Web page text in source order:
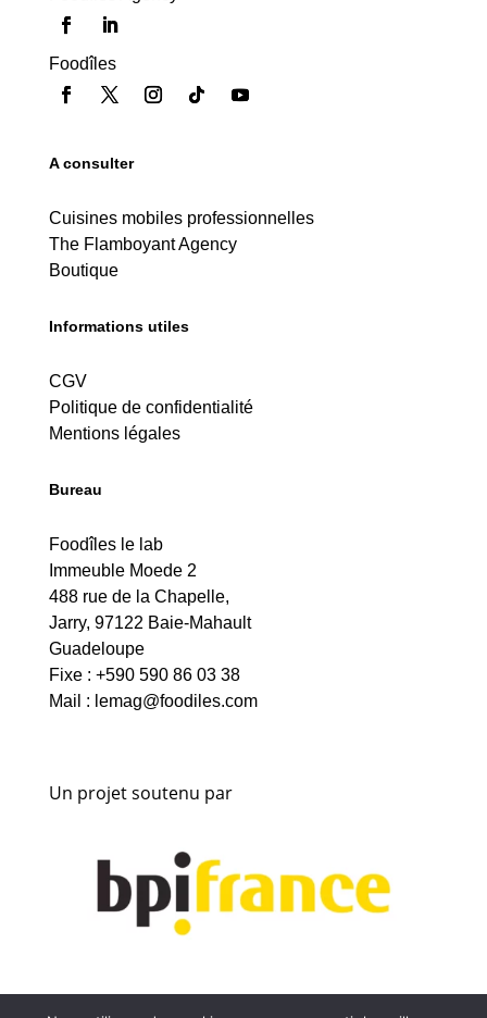
Foodîles
A consulter
Cuisines mobiles professionnelles
The Flamboyant Agency
Boutique
Informations utiles
CGV
Politique de confidentialité
Mentions légales
Bureau
Foodîles le lab
Immeuble Moede 2
488 rue de la Chapelle,
Jarry, 97122 Baie-Mahault
Guadeloupe
Fixe : +590 590 86 03 38
Mail : lemag@foodiles.com
Un projet soutenu par